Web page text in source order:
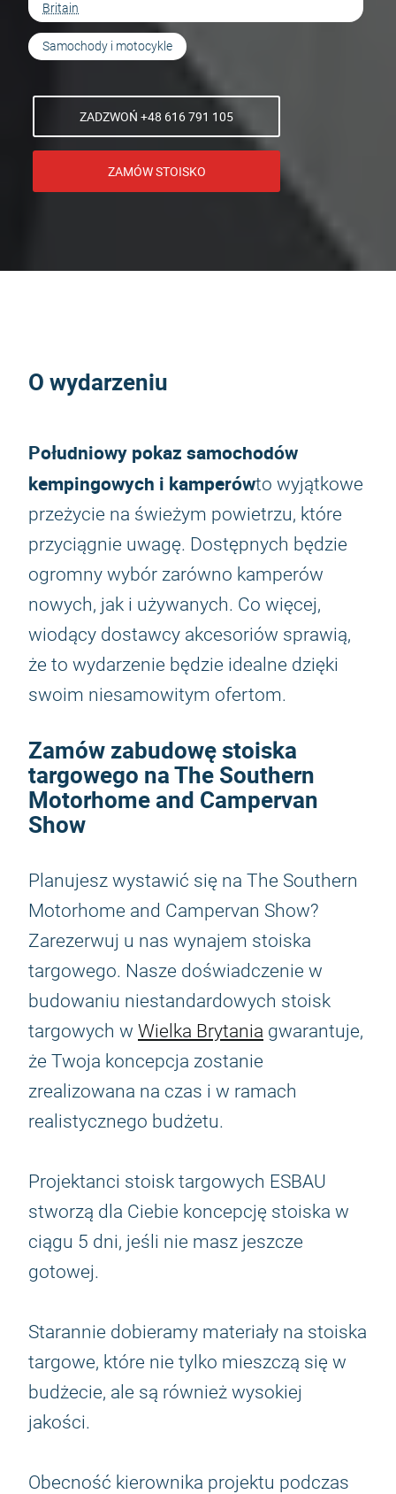
Britain
Samochody i motocykle
ZADZWOŃ +48 616 791 105
ZAMÓW STOISKO
O wydarzeniu
Południowy pokaz samochodów
kempingowych i kamperówto wyjątkowe
przeżycie na świeżym powietrzu, które
przyciągnie uwagę. Dostępnych będzie
ogromny wybór zarówno kamperów
nowych, jak i używanych. Co więcej,
wiodący dostawcy akcesoriów sprawią,
że to wydarzenie będzie idealne dzięki
swoim niesamowitym ofertom.
Zamów zabudowę stoiska
targowego na The Southern
Motorhome and Campervan
Show
Planujesz wystawić się na The Southern
Motorhome and Campervan Show?
Zarezerwuj u nas wynajem stoiska
targowego. Nasze doświadczenie w
budowaniu niestandardowych stoisk
targowych w Wielka Brytania gwarantuje,
że Twoja koncepcja zostanie
zrealizowana na czas i w ramach
realistycznego budżetu.
Projektanci stoisk targowych ESBAU
stworzą dla Ciebie koncepcję stoiska w
ciągu 5 dni, jeśli nie masz jeszcze
gotowej.
Starannie dobieramy materiały na stoiska
targowe, które nie tylko mieszczą się w
budżecie, ale są również wysokiej
jakości.
Obecność kierownika projektu podczas